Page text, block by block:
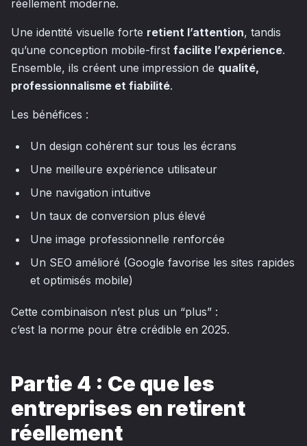
réellement moderne.
Une identité visuelle forte retient l’attention, tandis
qu’une conception mobile-first facilite l’expérience.
Ensemble, ils créent une impression de qualité,
professionnalisme et fiabilité.
Les bénéfices :
Un design cohérent sur tous les écrans
Une meilleure expérience utilisateur
Une navigation intuitive
Un taux de conversion plus élevé
Une image professionnelle renforcée
Un SEO amélioré (Google favorise les sites rapides
et optimisés mobile)
Cette combinaison n’est plus un “plus” :
c’est la norme pour être crédible en 2025.
Partie 4 : Ce que les
entreprises en retirent
réellement